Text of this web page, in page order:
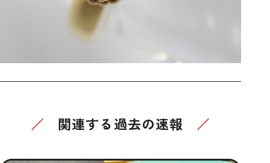
関連する過去の速報